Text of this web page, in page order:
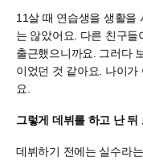
11살 때 연습생을 생활을
는 않았어요. 다른 친구들
출근했으니까요. 그러다
이었던 것 같아요. 나이
요.
그렇게 데뷔를 하고 난 뒤
데뷔하기 전에는 실수라